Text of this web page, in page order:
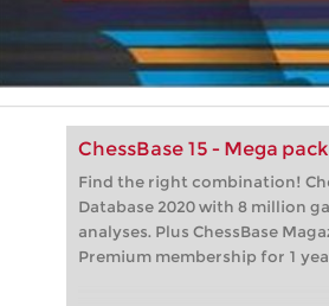
ChessBase 15 - Mega
Find the right combination!
Database 2020 with 8 million
analyses. Plus ChessBase
Premium membership for 1